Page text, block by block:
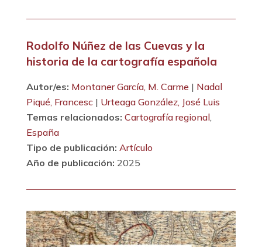
Rodolfo Núñez de las Cuevas y la
historia de la cartografía española
Autor/es: Montaner García, M. Carme| Nadal
Piqué, Francesc | Urteaga González, José Luis
Temas relacionados: Cartografía regional,
España
Tipo de publicación: Artículo
Año de publicación: 2025